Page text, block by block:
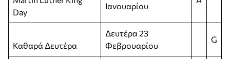
Day
Ιανουαρίου
Καθαρά Δευτέρα
Δευτέρα 23
Φεβρουαρίου
G